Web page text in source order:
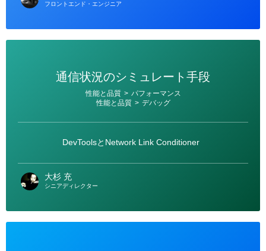
フロントエンド・エンジニア
通信状況のシミュレート手段
性能と品質 > パフォーマンス
性能と品質 > デバッグ
DevToolsとNetwork Link Conditioner
大杉 充
シニアディレクター